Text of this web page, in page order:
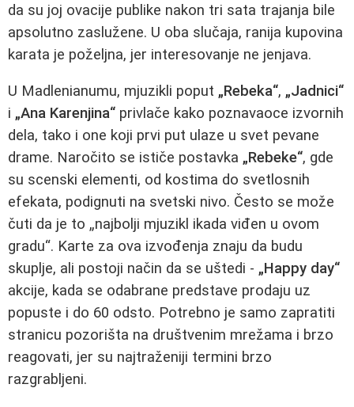
da su joj ovacije publike nakon tri sata trajanja bile
apsolutno zaslužene. U oba slučaja, ranija kupovina
karata je poželjna, jer interesovanje ne jenjava.
U Madlenianumu, mjuzikli poput „Rebeka“, „Jadnici“
i „Ana Karenjina“ privlače kako poznavaoce izvornih
dela, tako i one koji prvi put ulaze u svet pevane
drame. Naročito se ističe postavka „Rebeke“, gde
su scenski elementi, od kostima do svetlosnih
efekata, podignuti na svetski nivo. Često se može
čuti da je to „najbolji mjuzikl ikada viđen u ovom
gradu“. Karte za ova izvođenja znaju da budu
skuplje, ali postoji način da se uštedi - „Happy day“
akcije, kada se odabrane predstave prodaju uz
popuste i do 60 odsto. Potrebno je samo zapratiti
stranicu pozorišta na društvenim mrežama i brzo
reagovati, jer su najtraženiji termini brzo
razgrabljeni.